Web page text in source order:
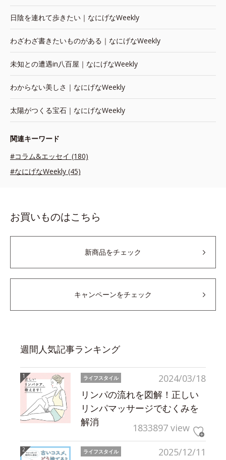
日陰を連れて歩きたい｜なにげなWeekly
わざわざ書きたいものがある｜なにげなWeekly
未知との遭遇in八百屋｜なにげなWeekly
わからない美しさ｜なにげなWeekly
太陽がつくる宝石｜なにげなWeekly
関連キーワード
#コラム&エッセイ (180)
#なにげなWeekly (45)
お買いものはこちら
新商品をチェック
キャンペーンをチェック
週間人気記事ランキング
2024/03/18
ライフスタイル
リンパの流れを図解！正しい
リンパマッサージでむくみを
解消
1833897 view
2025/12/11
ライフスタイル